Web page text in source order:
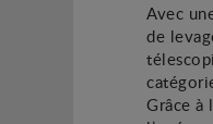
Avec
de
Grâce à